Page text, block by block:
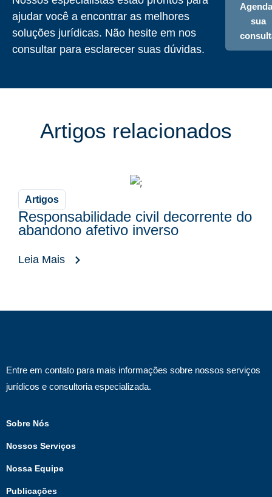
ajudar você a encontrar as melhores
soluções jurídicas. Não hesite em nos
consultar para esclarecer suas dúvidas.
sua
Artigos relacionados
Artigos
Responsabilidade civil decorrente do
abandono afetivo inverso
Leia Mais
Entre em contato para mais informações sobre nossos serviços
jurídicos e consultoria especializada.
Sobre Nós
Nossos Serviços
Nossa Equipe
Publicações